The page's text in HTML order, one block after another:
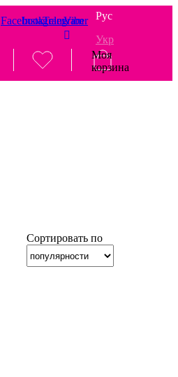
FacebookInstagram
Telegram
Viber
Рус
Укр
Моя
корзина
Сортировать по